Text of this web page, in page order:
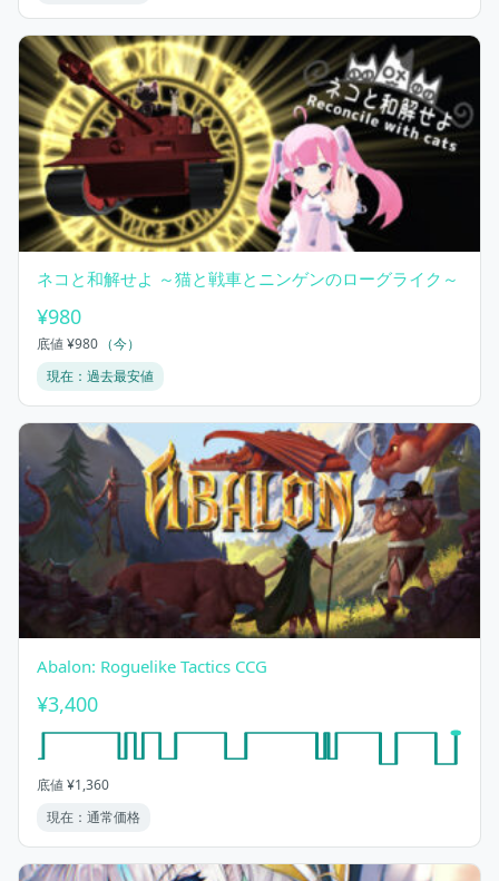
ネコと和解せよ ～猫と戦車とニンゲンのローグライク～
¥980
底値 ¥980 （今）
現在：過去最安値
Abalon: Roguelike Tactics CCG
¥3,400
底値 ¥1,360
現在：通常価格